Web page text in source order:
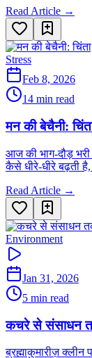
Read Article →
Stress
Feb 8, 2026
14 min read
मन की बेचैनी:
आज की भाग-दौड़
कैसे धीरे-धीरे बढ़ती
Read Article →
Environment
Jan 31, 2026
5 min read
कचरे से संसाधन
ब्रह्माकुमारीज़